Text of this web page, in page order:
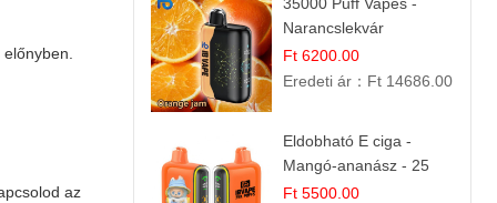
az
Narancslekvár
Ft 6200.00
Eredeti ár： Ft 14686.00
Eldobható E ciga -
Mangó-ananász - 25
000 befújás
Ft 5500.00